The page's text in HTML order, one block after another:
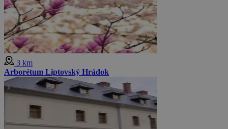
3 km
Arborétum Liptovský Hrádok